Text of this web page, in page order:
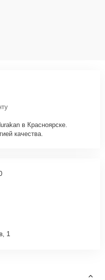
Hurakan HKN-ME709
вопросам, запишут на
курьерской доставки или
и место.
в Красноярске.
качества.
1